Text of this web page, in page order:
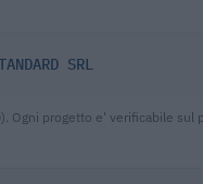
SRL
Ogni progetto e' verificabile